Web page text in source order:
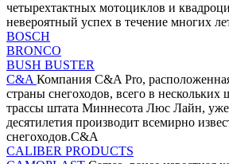
четырехтактных мотоциклов и
невероятный успех в течение многих
BOSCH
BRONCO
BUSH BUSTER
C&A Компания C&A Pro,
страны снегоходов, всего в нескольких
трассы штата Миннесота Люс Лайн,
десятилетия производит всемирно
снегоходов.C&A
CALIBER PRODUCTS